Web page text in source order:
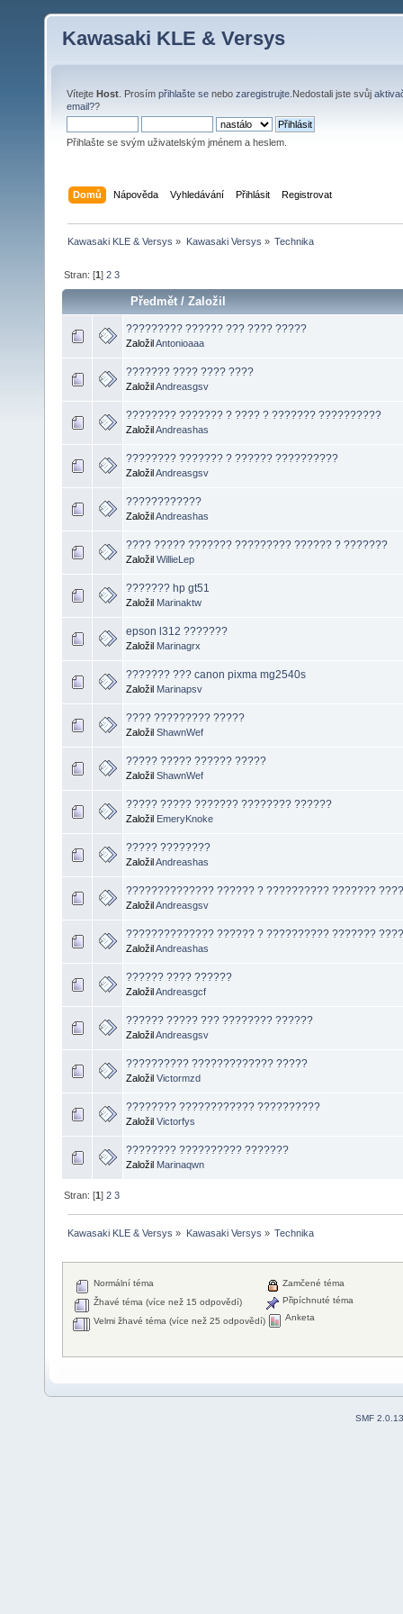
Kawasaki KLE & Versys
Vítejte Host . Prosím přihlašte se nebo zaregistrujte .Nedostali jste svůj
email??
Přihlašte se svým uživatelským jménem a heslem.
Domů Nápověda Vyhledávání Přihlásit Registrovat
Kawasaki KLE & Versys » Kawasaki Versys » Technika
Stran: [1]2 3
Předmět/Založil
????????? ?????? ??? ???? ?????
ZaložilAntonioaaa
??????? ???? ???? ????
ZaložilAndreasgsv
???????? ??????? ? ???? ? ??????? ??????????
ZaložilAndreashas
???????? ??????? ? ?????? ??????????
ZaložilAndreasgsv
????????????
ZaložilAndreashas
???? ????? ??????? ????????? ?????? ? ???????
Založil WillieLep
??????? hp gt51
Založil Marinaktw
epson l312 ???????
Založil Marinagrx
??????? ??? canon pixma mg2540s
Založil Marinapsv
???? ????????? ?????
Založil ShawnWef
????? ????? ?????? ?????
Založil ShawnWef
????? ????? ??????? ???????? ??????
Založil EmeryKnoke
????? ????????
ZaložilAndreashas
?????????????? ?????? ? ?????????? ???????
ZaložilAndreasgsv
?????????????? ?????? ? ?????????? ???????
ZaložilAndreashas
?????? ???? ??????
ZaložilAndreasgcf
?????? ????? ??? ???????? ??????
ZaložilAndreasgsv
?????????? ????????????? ?????
Založil Victormzd
???????? ???????????? ??????????
Založil Victorfys
???????? ?????????? ???????
Založil Marinaqwn
Stran: [1]2 3
Kawasaki KLE & Versys » Kawasaki Versys » Technika
Normální téma
Žhavé téma (více než 15 odpovědí)
Velmi žhavé téma (více než 25 odpovědí)
Zamčené téma
Připíchnuté téma
Anketa
SMF 2.0.13